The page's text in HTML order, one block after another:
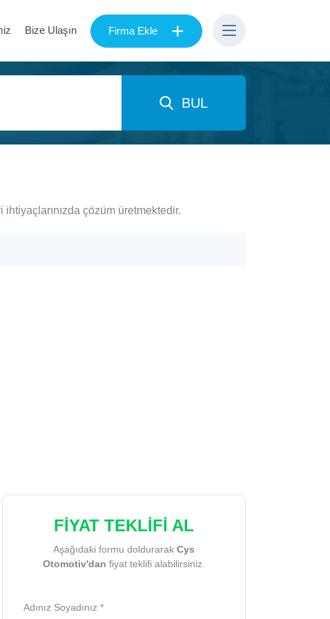
Bize Ulaşın Firma Ekle +
BUL
çözüm üretmektedir.
FİYAT TEKLİFİ AL
Aşağıdaki formu doldurarak Cys
Otomotiv'dan fiyat teklifi alabilirsiniz.
Adınız Soyadınız *